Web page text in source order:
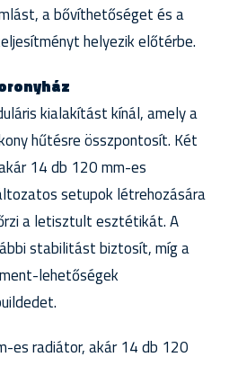
a bővíthetőséget és a
helyezik előtérbe.
kialakítást kínál, amely a
hűtésre összpontosít. Két
14 db 120 mm-es
setupok létrehozására
a letisztult esztétikát. A
stabilitást biztosít, míg a
lehetőségek
es radiátor, akár 14 db 120